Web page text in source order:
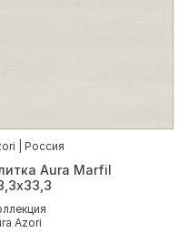
| Россия
Aura Marfil
Azori